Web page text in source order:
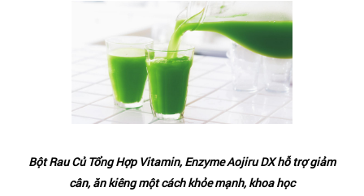
Bột Rau Củ Tổng Hợp Vitamin, Enzyme Aojiru DX hỗ trợ giảm
cân, ăn kiêng một cách khỏe mạnh, khoa học